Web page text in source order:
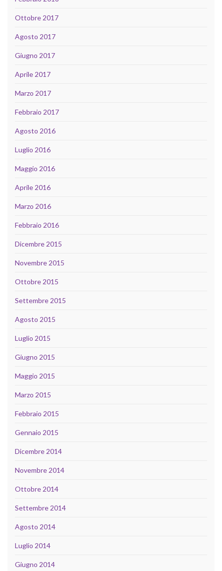
Ottobre 2017
Agosto 2017
Giugno 2017
Aprile 2017
Marzo 2017
Febbraio 2017
Agosto 2016
Luglio 2016
Maggio 2016
Aprile 2016
Marzo 2016
Febbraio 2016
Dicembre 2015
Novembre 2015
Ottobre 2015
Settembre 2015
Agosto 2015
Luglio 2015
Giugno 2015
Maggio 2015
Marzo 2015
Febbraio 2015
Gennaio 2015
Dicembre 2014
Novembre 2014
Ottobre 2014
Settembre 2014
Agosto 2014
Luglio 2014
Giugno 2014